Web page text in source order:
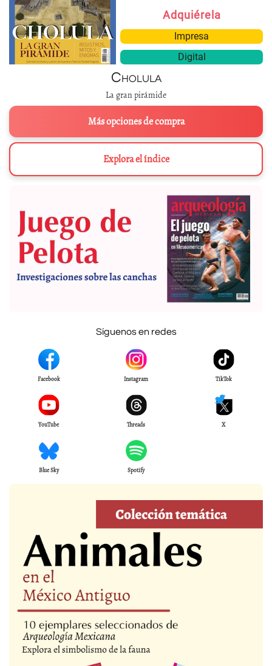
Adquiérela
Impresa
Digital
Cholula
La gran pirámide
Más opciones de compra
Explora el índice
Síguenos en redes
Facebook Instagram TikTok
YouTube Threads X
Blue Sky Spotify